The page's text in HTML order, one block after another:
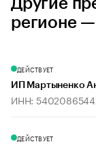
Другие
регионе —
ДЕЙСТВУЕТ
ИП Мартыненко
ИНН:
ДЕЙСТВУЕТ